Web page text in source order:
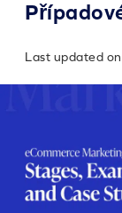
Last updated